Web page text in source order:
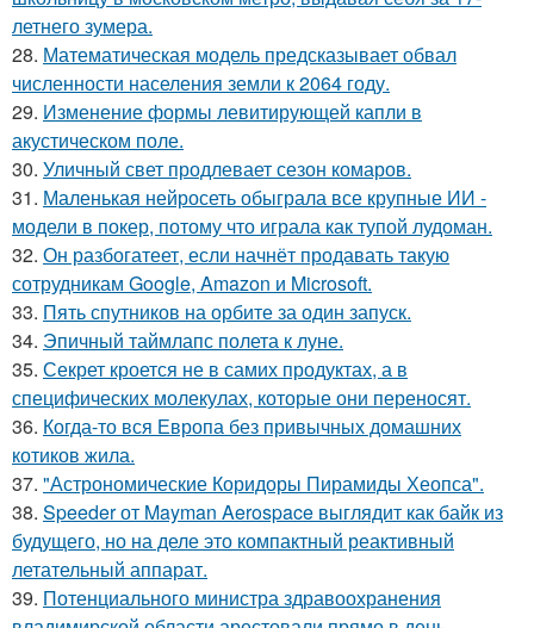
летнего зумера.
28. Математическая модель предсказывает обвал
численности населения земли к 2064 году.
29. Изменение формы левитирующей капли в
акустическом поле.
30. Уличный свет продлевает сезон комаров.
31. Маленькая нейросеть обыграла все крупные ИИ -
модели в покер, потому что играла как тупой лудоман.
32. Он разбогатеет, если начнёт продавать такую
сотрудникам Google, Amazon и Microsoft.
33. Пять спутников на орбите за один запуск.
34. Эпичный таймлапс полета к луне.
35. Секрет кроется не в самих продуктах, а в
специфических молекулах, которые они переносят.
36. Когда-то вся Европа без привычных домашних
котиков жила.
37. "Астрономические Коридоры Пирамиды Хеопса".
38. Speeder от Mayman Aerospace выглядит как байк из
будущего, но на деле это компактный реактивный
летательный аппарат.
39. Потенциального министра здравоохранения